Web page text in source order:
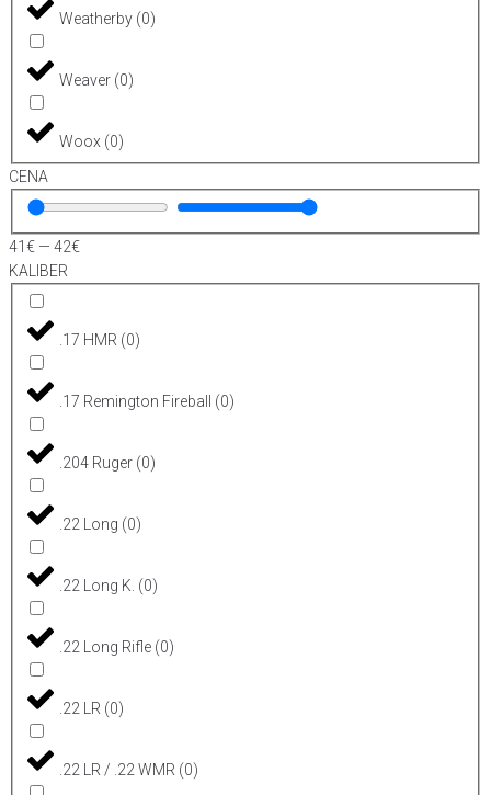
Weatherby (0)
Weaver (0)
Woox (0)
CENA
41 € — 42€
KALIBER
.17 HMR (0)
.17 Remington Fireball (0)
.204 Ruger (0)
.22 Long (0)
.22 Long K. (0)
.22 Long Rifle (0)
.22 LR (0)
.22 LR / .22 WMR (0)